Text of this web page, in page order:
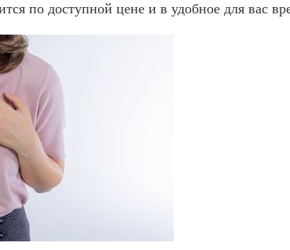
по доступной цене и в удобное для вас